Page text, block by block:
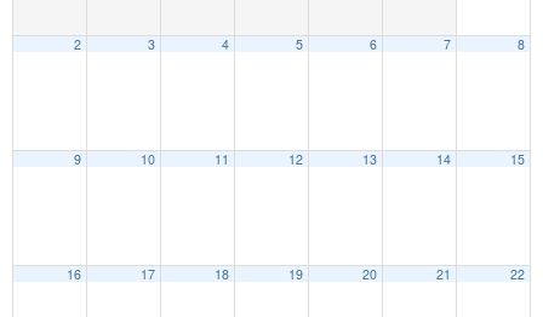
2 3 4 5 6 7 8
9 10 11 12 13 14 15
16 17 18 19 20 21 22